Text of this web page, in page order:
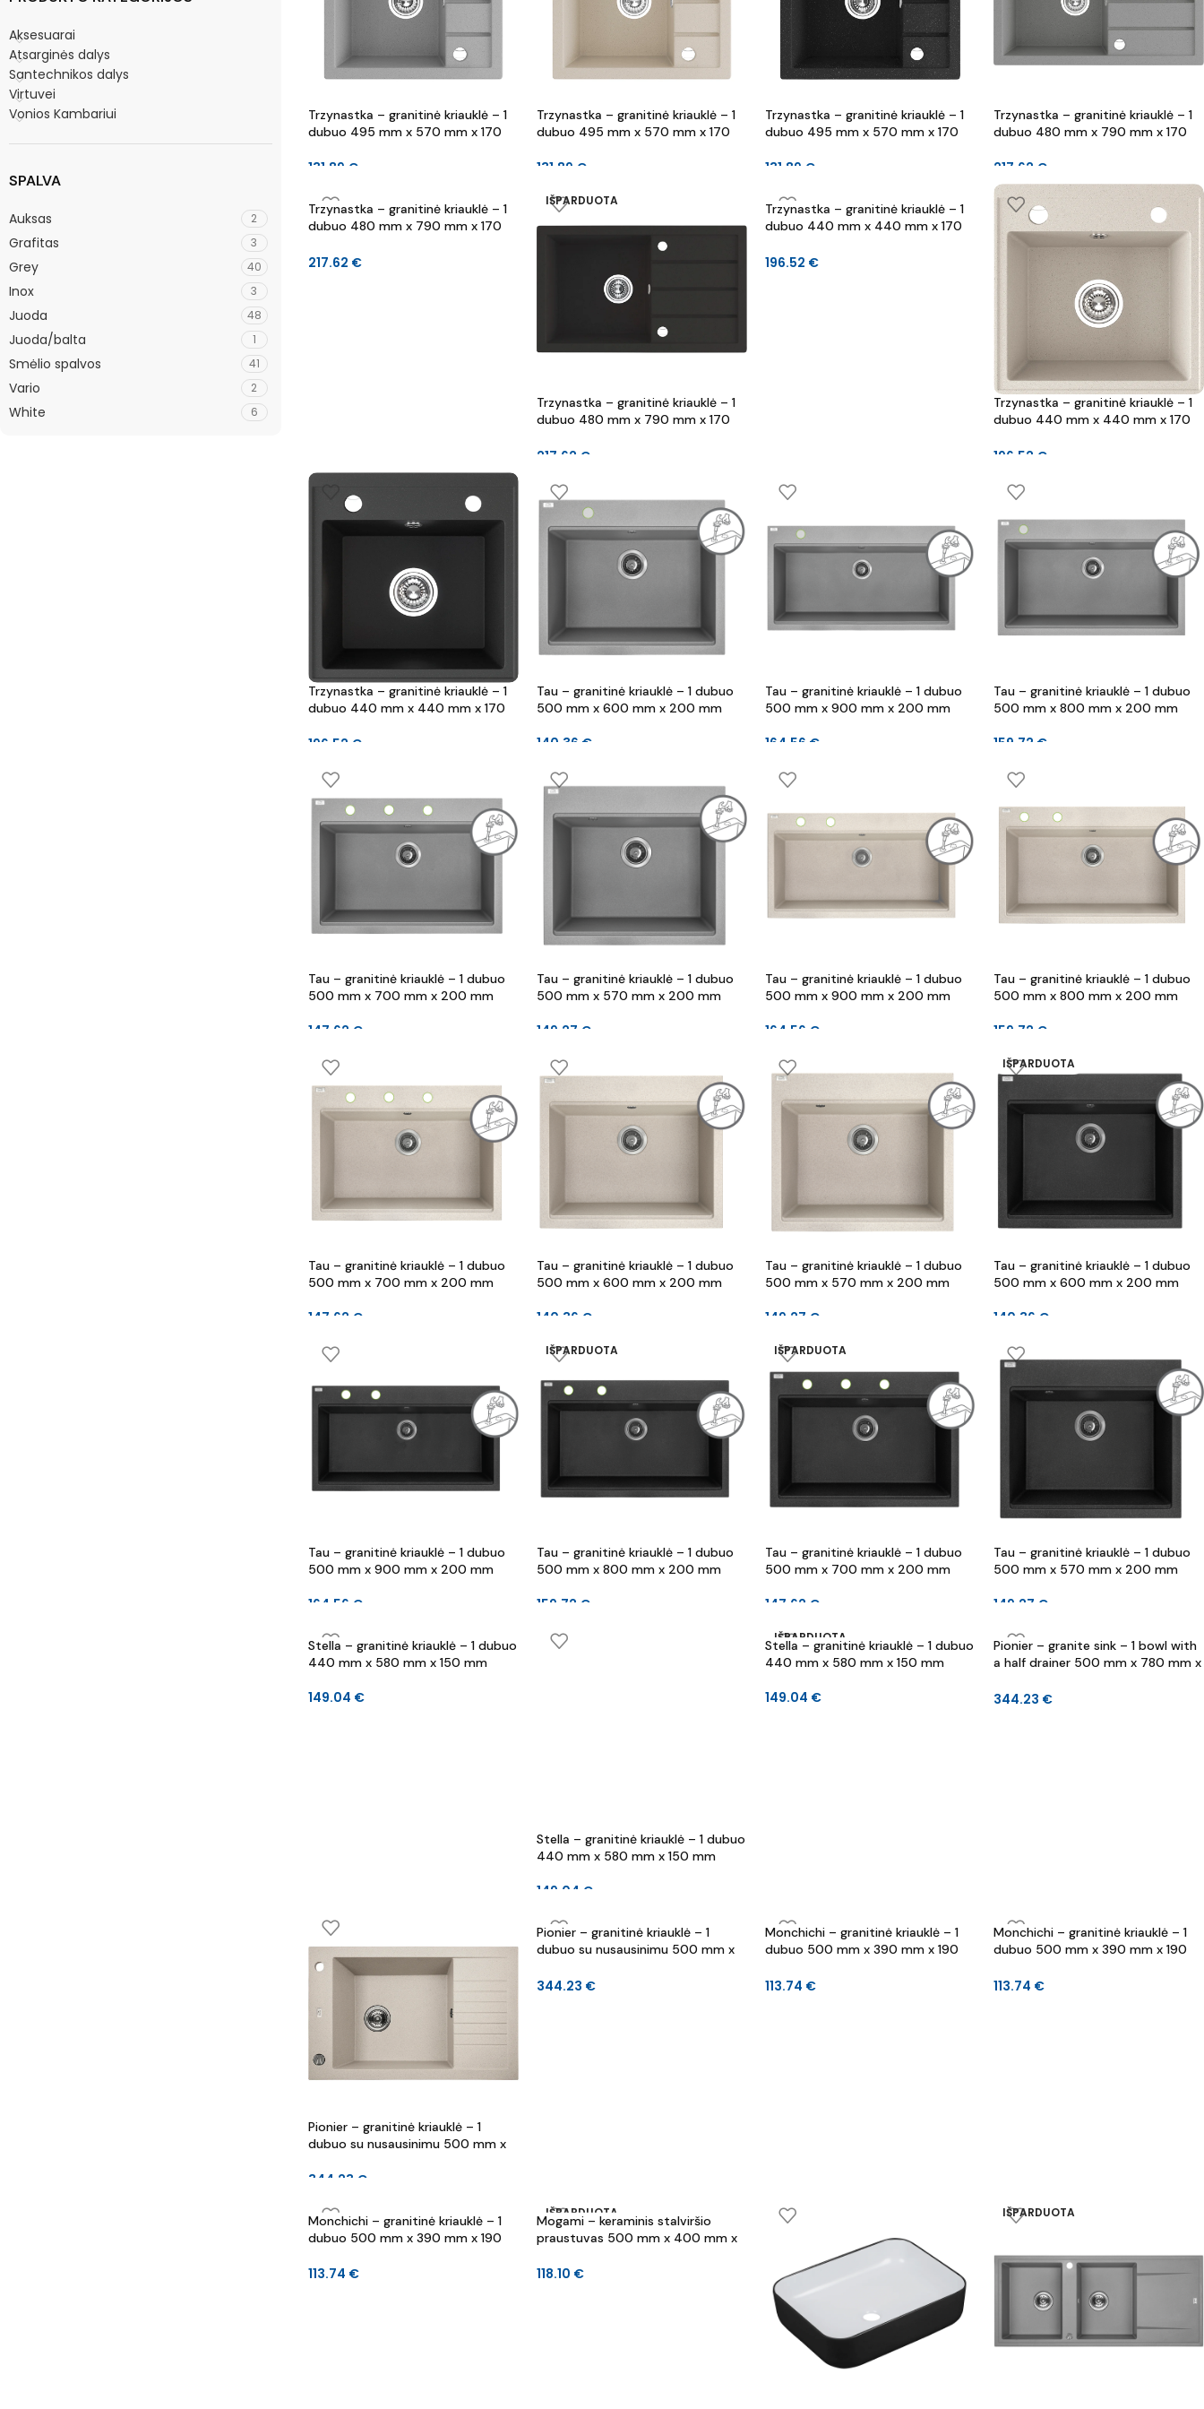
Aksesuarai
Atsarginės dalys
Santechnikos dalys
Virtuvei
Vonios Kambariui
SPALVA
Auksas 2
Grafitas 3
Grey 40
Inox 3
Juoda 48
Juoda/balta 1
Smėlio spalvos 41
Vario 2
White 6
Trzynastka – granitinė kriauklė – 1
dubuo 495 mm x 570 mm x 170
131.89 €
Trzynastka – granitinė kriauklė – 1
dubuo 495 mm x 570 mm x 170
131.89 €
Trzynastka – granitinė kriauklė – 1
dubuo 495 mm x 570 mm x 170
131.89 €
Trzynastka – granitinė kriauklė – 1
dubuo 480 mm x 790 mm x 170
217.62 €
Trzynastka – granitinė kriauklė – 1
dubuo 480 mm x 790 mm x 170
217.62 €
IŠPARDUOTA
Trzynastka – granitinė kriauklė – 1
dubuo 480 mm x 790 mm x 170
217.62 €
Trzynastka – granitinė kriauklė – 1
dubuo 440 mm x 440 mm x 170
196.52 €
Trzynastka – granitinė kriauklė – 1
dubuo 440 mm x 440 mm x 170
196.52 €
Trzynastka – granitinė kriauklė – 1
dubuo 440 mm x 440 mm x 170
196.52 €
Tau – granitinė kriauklė – 1 dubuo
500 mm x 600 mm x 200 mm
140.36 €
Tau – granitinė kriauklė – 1 dubuo
500 mm x 900 mm x 200 mm
164.56 €
Tau – granitinė kriauklė – 1 dubuo
500 mm x 800 mm x 200 mm
159.72 €
Tau – granitinė kriauklė – 1 dubuo
500 mm x 700 mm x 200 mm
147.62 €
Tau – granitinė kriauklė – 1 dubuo
500 mm x 570 mm x 200 mm
149.27 €
Tau – granitinė kriauklė – 1 dubuo
500 mm x 900 mm x 200 mm
164.56 €
Tau – granitinė kriauklė – 1 dubuo
500 mm x 800 mm x 200 mm
159.72 €
Tau – granitinė kriauklė – 1 dubuo
500 mm x 700 mm x 200 mm
147.62 €
Tau – granitinė kriauklė – 1 dubuo
500 mm x 600 mm x 200 mm
140.36 €
Tau – granitinė kriauklė – 1 dubuo
500 mm x 570 mm x 200 mm
149.27 €
IŠPARDUOTA
Tau – granitinė kriauklė – 1 dubuo
500 mm x 600 mm x 200 mm
140.36 €
Tau – granitinė kriauklė – 1 dubuo
500 mm x 900 mm x 200 mm
164.56 €
IŠPARDUOTA
Tau – granitinė kriauklė – 1 dubuo
500 mm x 800 mm x 200 mm
159.72 €
IŠPARDUOTA
Tau – granitinė kriauklė – 1 dubuo
500 mm x 700 mm x 200 mm
147.62 €
Tau – granitinė kriauklė – 1 dubuo
500 mm x 570 mm x 200 mm
149.27 €
Stella – granitinė kriauklė – 1 dubuo
440 mm x 580 mm x 150 mm
149.04 €
Stella – granitinė kriauklė – 1 dubuo
440 mm x 580 mm x 150 mm
149.04 €
IŠPARDUOTA
Stella – granitinė kriauklė – 1 dubuo
440 mm x 580 mm x 150 mm
149.04 €
Pionier – granite sink – 1 bowl with
a half drainer 500 mm x 780 mm x
344.23 €
Pionier – granitinė kriauklė – 1
dubuo su nusausinimu 500 mm x
344.23 €
Pionier – granitinė kriauklė – 1
dubuo su nusausinimu 500 mm x
344.23 €
Monchichi – granitinė kriauklė – 1
dubuo 500 mm x 390 mm x 190
113.74 €
Monchichi – granitinė kriauklė – 1
dubuo 500 mm x 390 mm x 190
113.74 €
Monchichi – granitinė kriauklė – 1
dubuo 500 mm x 390 mm x 190
113.74 €
IŠPARDUOTA
Mogami – keraminis stalviršio
praustuvas 500 mm x 400 mm x
118.10 €
IŠPARDUOTA